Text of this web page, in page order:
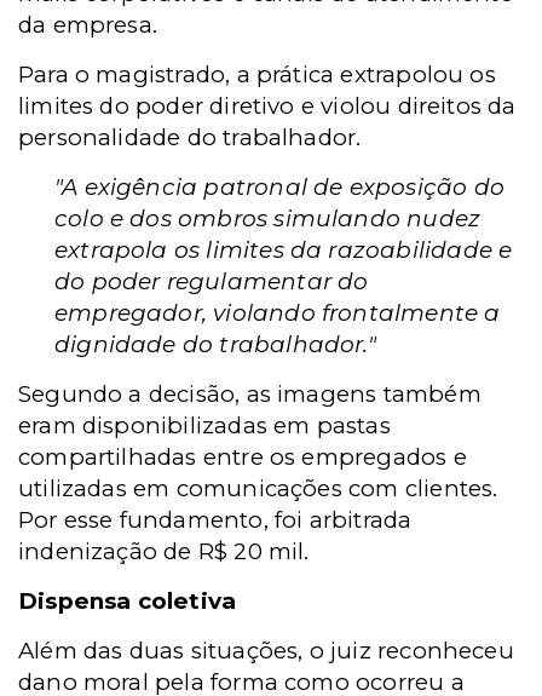
da empresa.
Para o magistrado, a prática extrapolou os
limites do poder diretivo e violou direitos da
personalidade do trabalhador.
"A exigência patronal de exposição do
colo e dos ombros simulando nudez
extrapola os limites da razoabilidade e
do poder regulamentar do
empregador, violando frontalmente a
dignidade do trabalhador."
Segundo a decisão, as imagens também
eram disponibilizadas em pastas
compartilhadas entre os empregados e
utilizadas em comunicações com clientes.
Por esse fundamento, foi arbitrada
indenização de R$ 20 mil.
Dispensa coletiva
Além das duas situações, o juiz reconheceu
dano moral pela forma como ocorreu a